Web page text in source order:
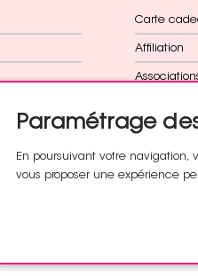
Carte
Affiliation
Cadeau
Paramétrage
En poursuivant votre navigation,
vous proposer une expérience